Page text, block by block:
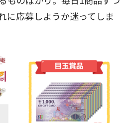
に応募しようか迷ってしま